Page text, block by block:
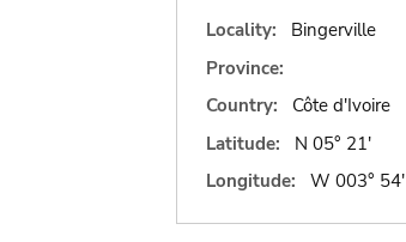
Locality:
Bingerville
Province:
Country:
Côte d'Ivoire
Latitude:
N 05° 21'
Longitude:
W 003° 54'